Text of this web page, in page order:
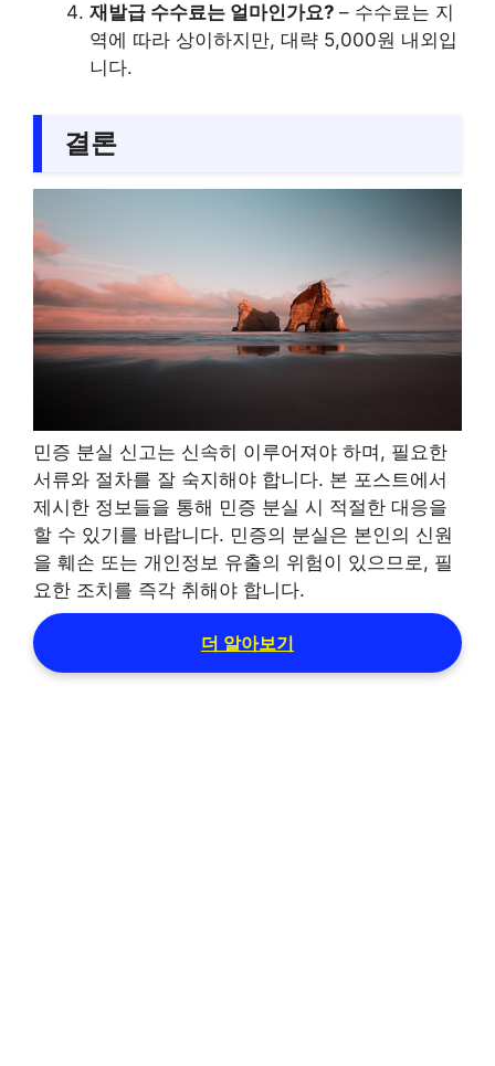
재발급 수수료는 얼마인가요? – 수수료는 지
역에 따라 상이하지만, 대략 5,000원 내외입
니다.
결론
민증 분실 신고는 신속히 이루어져야 하며, 필요한
서류와 절차를 잘 숙지해야 합니다. 본 포스트에서
제시한 정보들을 통해 민증 분실 시 적절한 대응을
할 수 있기를 바랍니다. 민증의 분실은 본인의 신원
을 훼손 또는 개인정보 유출의 위험이 있으므로, 필
요한 조치를 즉각 취해야 합니다.
더 알아보기